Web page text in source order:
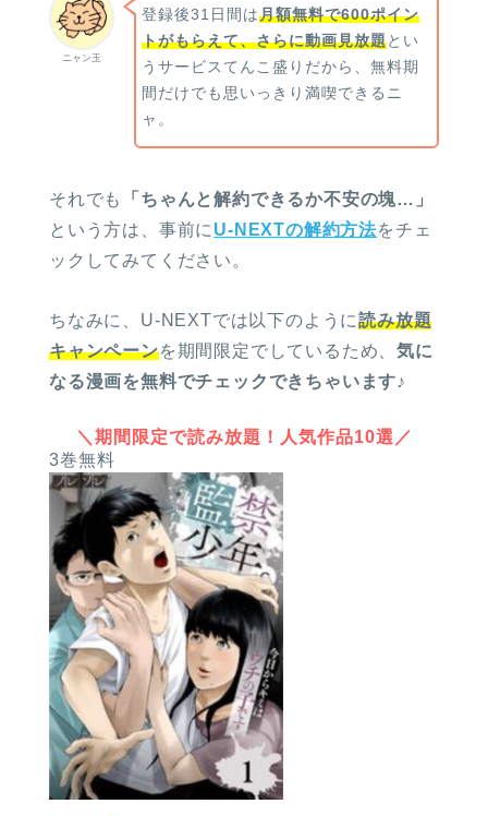
ニャン玉
登録後31日間は月額無料で600ポイン
トがもらえて、さらに動画見放題とい
うサービスてんこ盛りだから、無料期
間だけでも思いっきり満喫できるニ
ャ。
それでも
「ちゃんと解約できるか不安の塊…」
という方は、事前に U-NEXTの解約方法をチェ
ックしてみてください。
ちなみに、U-NEXTでは以下のように読み放題
キャンペーンを期間限定でしているため、気に
なる漫画を無料でチェックできちゃいます♪
＼期間限定で読み放題！人気作品10選／
3巻無料